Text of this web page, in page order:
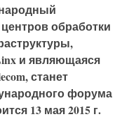
обработки
и являющаяся
станет
форума
13 мая 2015 г.